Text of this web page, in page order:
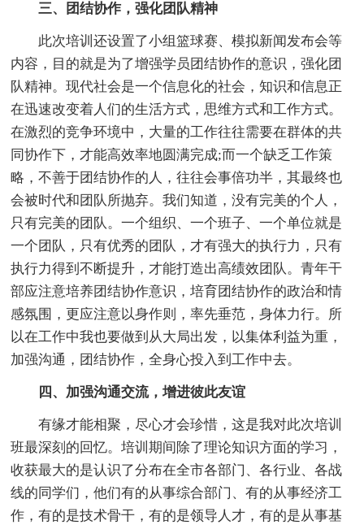
三、团结协作，强化团队精神
此次培训还设置了小组篮球赛、模拟新闻发布会等
内容，目的就是为了增强学员团结协作的意识，强化团
队精神。现代社会是一个信息化的社会，知识和信息正
在迅速改变着人们的生活方式，思维方式和工作方式。
在激烈的竞争环境中，大量的工作往往需要在群体的共
同协作下，才能高效率地圆满完成;而一个缺乏工作策
略，不善于团结协作的人，往往会事倍功半，其最终也
会被时代和团队所抛弃。我们知道，没有完美的个人，
只有完美的团队。一个组织、一个班子、一个单位就是
一个团队，只有优秀的团队，才有强大的执行力，只有
执行力得到不断提升，才能打造出高绩效团队。青年干
部应注意培养团结协作意识，培育团结协作的政治和情
感氛围，更应注意以身作则，率先垂范，身体力行。所
以在工作中我也要做到从大局出发，以集体利益为重，
加强沟通，团结协作，全身心投入到工作中去。
四、加强沟通交流，增进彼此友谊
有缘才能相聚，尽心才会珍惜，这是我对此次培训
班最深刻的回忆。培训期间除了理论知识方面的学习，
收获最大的是认识了分布在全市各部门、各行业、各战
线的同学们，他们有的从事综合部门、有的从事经济工
作，有的是技术骨干，有的是领导人才，有的是从事基